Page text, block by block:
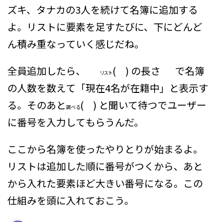
ズキ、タナカの3人を続けて名簿に追加する
よ。リストに要素を足すたびに、下にどんど
ん積み重なっていく感じだね。
全員追加したら、
リスト( ) の長さ
で名簿
の人数を数えて「現在4名が在籍中」と表示す
る。そのあと 調べる( ) と聞いて待つでユーザー
に番号を入力してもらうんだ。
ここから名簿を使ったやりとりが始まるよ。
リストは追加した順に番号がつくから、あと
から入れた要素ほど大きい番号になる。この
仕組みを頭に入れておこう。